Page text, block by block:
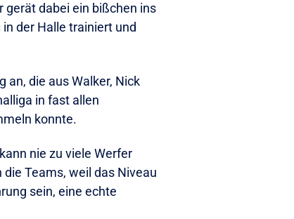
gerät dabei ein bißchen ins
der Halle trainiert und
an, die aus Walker, Nick
in fast allen
konnte.
nie zu viele Werfer
die Teams, weil das Niveau
sein, eine echte